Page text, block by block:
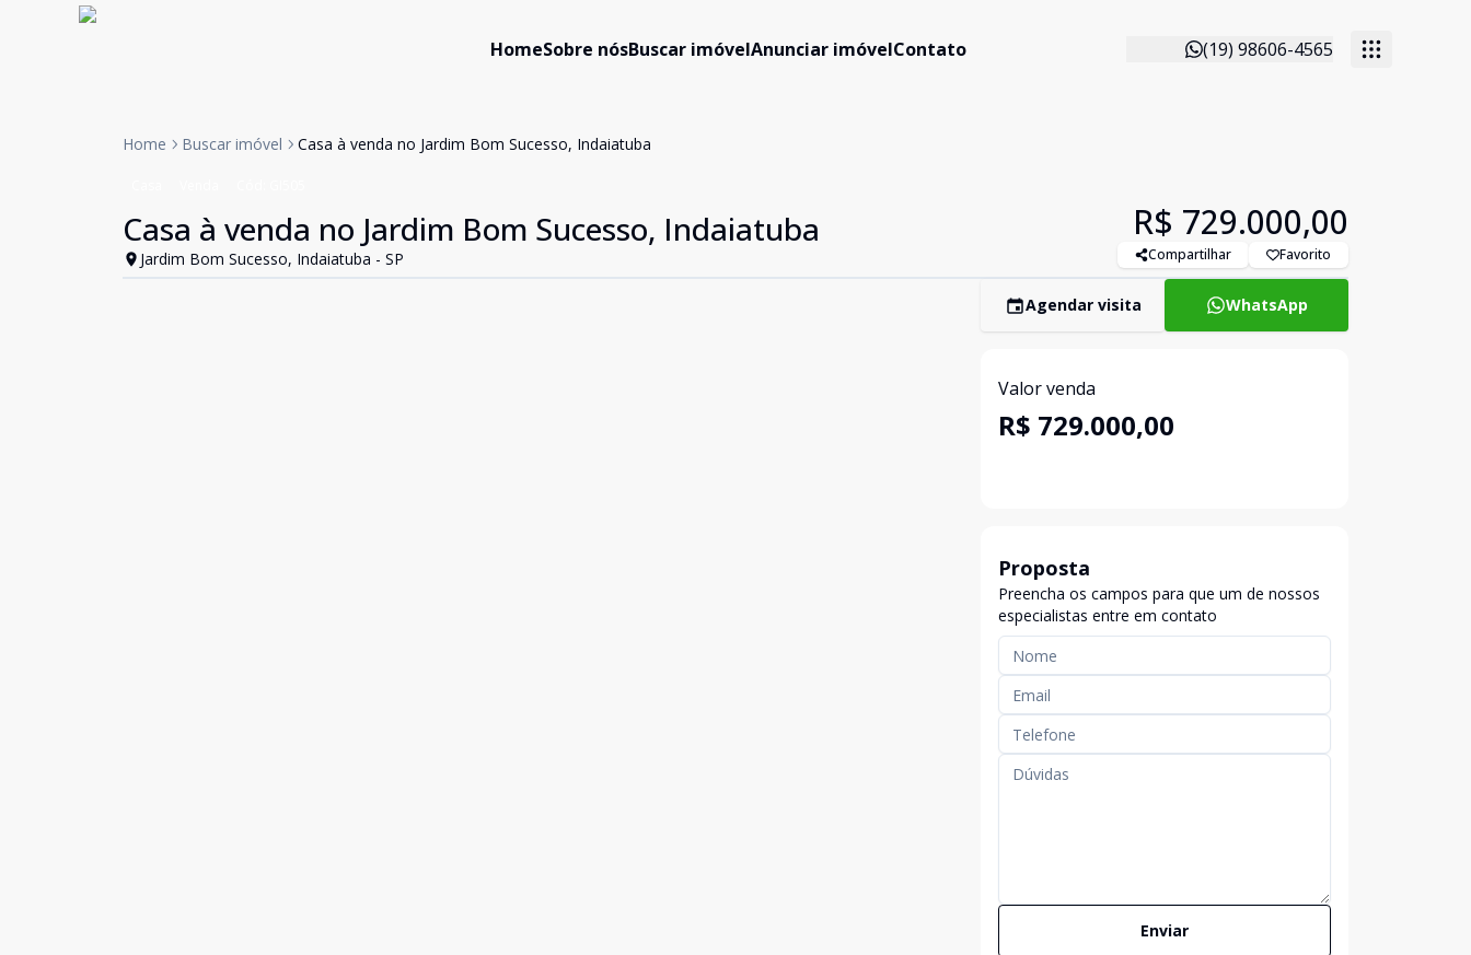
HomeSobre nósBuscar imóvelAnunciar imóvelContato (19) 98606-4565
Home Buscar imóvel Casa à venda no Jardim Bom Sucesso, Indaiatuba
Casa à venda no Jardim Bom Sucesso, Indaiatuba
Jardim Bom Sucesso, Indaiatuba - SP
R$ 729.000,00
Compartilhar Favorito
Agendar visita WhatsApp
Valor venda
R$ 729.000,00
Proposta
Preencha os campos para que um de nossos
especialistas entre em contato
Enviar